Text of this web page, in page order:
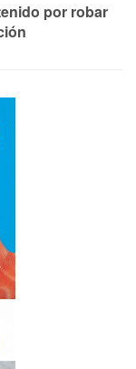
por robar